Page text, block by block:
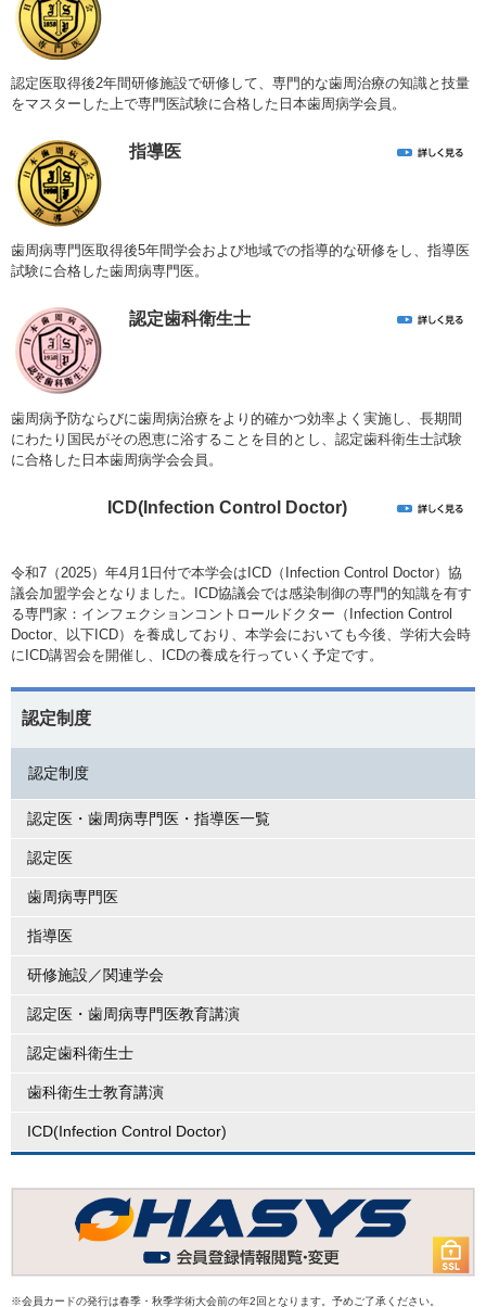
認定医取得後2年間研修施設で研修して、専門的な歯周治療の知識と技量
をマスターした上で専門医試験に合格した日本歯周病学会員。
指導医
歯周病専門医取得後5年間学会および地域での指導的な研修をし、指導医
試験に合格した歯周病専門医。
認定歯科衛生士
歯周病予防ならびに歯周病治療をより的確かつ効率よく実施し、長期間
にわたり国民がその恩恵に浴することを目的とし、認定歯科衛生士試験
に合格した日本歯周病学会会員。
ICD(Infection Control Doctor)
令和7（2025）年4月1日付で本学会はICD（Infection Control Doctor）協
議会加盟学会となりました。ICD協議会では感染制御の専門的知識を有す
る専門家：インフェクションコントロールドクター（Infection Control
Doctor、以下ICD）を養成しており、本学会においても今後、学術大会時
にICD講習会を開催し、ICDの養成を行っていく予定です。
認定制度
認定制度
認定医・歯周病専門医・指導医一覧
認定医
歯周病専門医
指導医
研修施設／関連学会
認定医・歯周病専門医教育講演
認定歯科衛生士
歯科衛生士教育講演
ICD(Infection Control Doctor)
※会員カードの発行は春季・秋季学術大会前の年2回となります。予めご了承ください。